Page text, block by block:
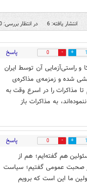
انتشار یافته: 6 در انتظار بررسی: 0
1
0 پاسخ
راستی‌آزمایی آن توسط ایران
شده و زمزمه‌ی مذاکره‌ی
مذاکرات را در اسرع وقت به
به مذاکرات باز
1
0 پاسخ
هم گفته‌ایم؛ هم از
صحبت عمومی گفتیم؛ سیاست
ما این است که برویم